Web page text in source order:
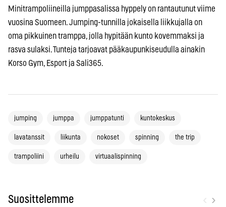
Minitrampoliineilla jumppasalissa hyppely on rantautunut viime
vuosina Suomeen. Jumping-tunnilla jokaisella liikkujalla on
oma pikkuinen tramppa, jolla hypitään kunto kovemmaksi ja
rasva sulaksi. Tunteja tarjoavat pääkaupunkiseudulla ainakin
Korso Gym, Esport ja Sali365.
jumping jumppa jumppatunti kuntokeskus
lavatanssit liikunta nokoset spinning the trip
trampoliini urheilu virtuaalispinning
Suosittelemme ›